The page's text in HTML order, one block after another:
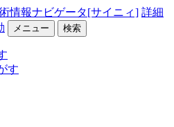
情報ナビゲータ[サイニィ] 詳細
メニュー 検索
す